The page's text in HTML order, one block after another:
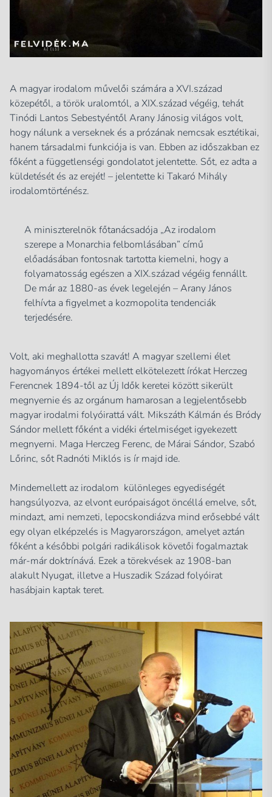
A magyar irodalom művelői számára a XVI.század
közepétől, a török uralomtól, a XIX.század végéig, tehát
Tinódi Lantos Sebestyéntől Arany Jánosig világos volt,
hogy nálunk a verseknek és a prózának nemcsak esztétikai,
hanem társadalmi funkciója is van. Ebben az időszakban ez
főként a függetlenségi gondolatot jelentette. Sőt, ez adta a
küldetését és az erejét! – jelentette ki Takaró Mihály
irodalomtörténész.
A miniszterelnök főtanácsadója „Az irodalom
szerepe a Monarchia felbomlásában” című
előadásában fontosnak tartotta kiemelni, hogy a
folyamatosság egészen a XIX.század végéig fennállt.
De már az 1880-as évek legelején – Arany János
felhívta a figyelmet a kozmopolita tendenciák
terjedésére.
Volt, aki meghallotta szavát! A magyar szellemi élet
hagyományos értékei mellett elkötelezett írókat Herczeg
Ferencnek 1894-től az Új Idők keretei között sikerült
megnyernie és az orgánum hamarosan a legjelentősebb
magyar irodalmi folyóirattá vált. Mikszáth Kálmán és Bródy
Sándor mellett főként a vidéki értelmiséget igyekezett
megnyerni. Maga Herczeg Ferenc, de Márai Sándor, Szabó
Lőrinc, sőt Radnóti Miklós is ír majd ide.
Mindemellett az irodalom különleges egyediségét
hangsúlyozva, az elvont európaiságot öncéllá emelve, sőt,
mindazt, ami nemzeti, lepocskondiázva mind erősebbé vált
egy olyan elképzelés is Magyarországon, amelyet aztán
főként a későbbi polgári radikálisok követői fogalmaztak
már-már doktrínává. Ezek a törekvések az 1908-ban
alakult Nyugat, illetve a Huszadik Század folyóirat
hasábjain kaptak teret.